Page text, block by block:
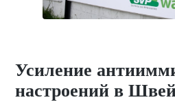
Усиление
настроений в